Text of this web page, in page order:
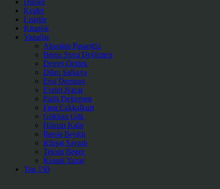
Diziler
Keşfet
Listeler
Kitaplık
Yazarlar
Alpaslan Paşaoğlu
Berna Stera Değirmen
Demet Öztürk
Dilan Salkaya
Erol Demiray
Evrim Nacar
Fatih Değirmen
Fırat Çakkalkurt
Gökhan Gök
Haktan Kalır
İlayda Bıyıklı
Kürşat Saygılı
Teksin Begeç
Konuk Yazar
Top 150